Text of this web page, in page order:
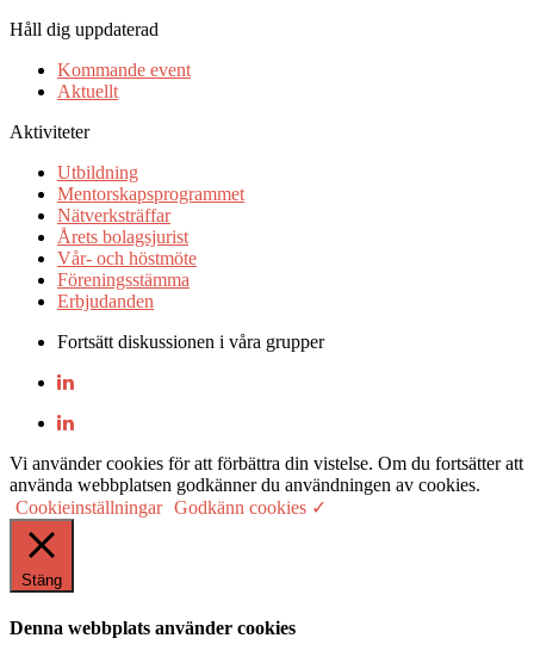
Håll dig uppdaterad
Kommande event
Aktuellt
Aktiviteter
Utbildning
Mentorskapsprogrammet
Nätverksträffar
Årets bolagsjurist
Vår- och höstmöte
Föreningsstämma
Erbjudanden
Fortsätt diskussionen i våra grupper
Vi använder cookies för att förbättra din vistelse. Om du fortsätter att
använda webbplatsen godkänner du användningen av cookies.
Cookieinställningar Godkänn cookies ✓
Stäng
Denna webbplats använder cookies